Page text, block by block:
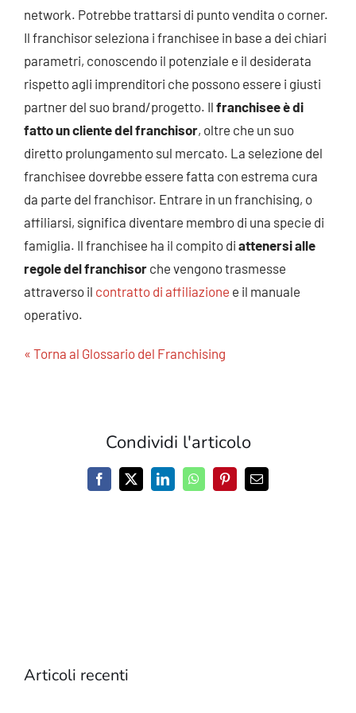
network. Potrebbe trattarsi di punto vendita o corner.
Il franchisor seleziona i franchisee in base a dei chiari
parametri, conoscendo il potenziale e il desiderata
rispetto agli imprenditori che possono essere i giusti
partner del suo brand/progetto. Il franchiseeè di
fatto un cliente delfranchisor, oltre che un suo
diretto prolungamento sul mercato. La selezione del
franchisee dovrebbe essere fatta con estrema cura
da parte del franchisor. Entrare in un franchising, o
affiliarsi, significa diventare membro di una specie di
famiglia. Il franchisee ha il compito di attenersi alle
regole delfranchisor che vengono trasmesse
attraverso il contratto di affiliazione e il manuale
operativo.
« Torna al Glossario del Franchising
Condividi l'articolo
Facebook
X LinkedInWhatsAppPinterestEmail
Articoli recenti